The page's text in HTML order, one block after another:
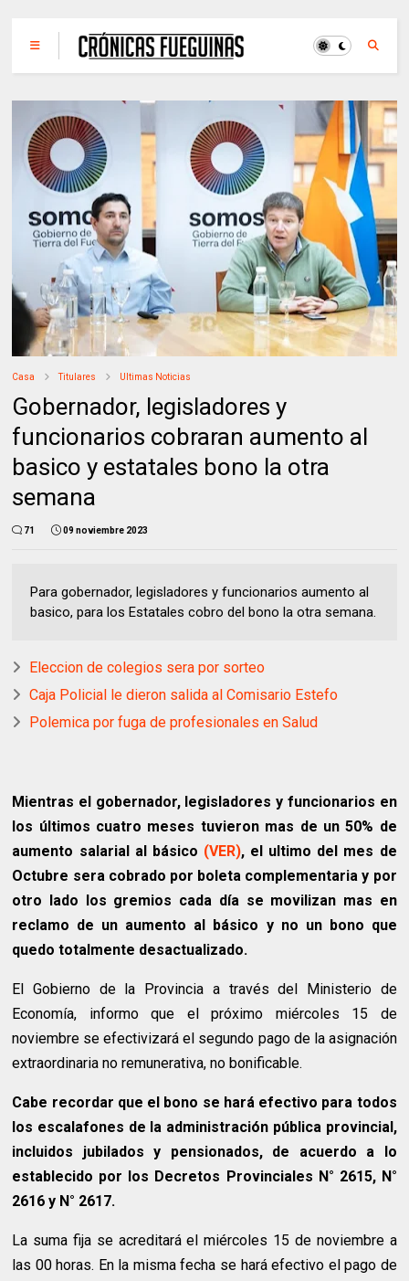
Casa Titulares Ultimas Noticias
Gobernador, legisladores y
funcionarios cobraran aumento al
basico y estatales bono la otra
semana
71 09 noviembre 2023
Para gobernador, legisladores y funcionarios aumento al
basico, para los Estatales cobro del bono la otra semana.
Eleccion de colegios sera por sorteo
Caja Policial le dieron salida al Comisario Estefo
Polemica por fuga de profesionales en Salud
Mientras el gobernador, legisladores y funcionarios en
los últimos cuatro meses tuvieron mas de un 50% de
aumento salarial al básico (VER), el ultimo del mes de
Octubre sera cobrado por boleta complementaria y por
otro lado los gremios cada día se movilizan mas en
reclamo de un aumento al básico y no un bono que
quedo totalmente desactualizado.
El Gobierno de la Provincia a través del Ministerio de
Economía, informo que el próximo miércoles 15 de
noviembre se efectivizará el segundo pago de la asignación
extraordinaria no remunerativa, no bonificable.
Cabe recordar que el bono se hará efectivo para todos
los escalafones de la administración pública provincial,
incluidos jubilados y pensionados, de acuerdo a lo
establecido por los Decretos Provinciales N° 2615, N°
2616 y N° 2617.
La suma fija se acreditará el miércoles 15 de noviembre a
las 00 horas. En la misma fecha se hará efectivo el pago de